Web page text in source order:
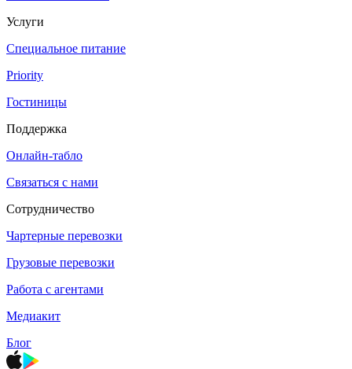
Услуги
Специальное питание
Priority
Гостиницы
Поддержка
Онлайн-табло
Связаться с нами
Сотрудничество
Чартерные перевозки
Грузовые перевозки
Работа с агентами
Медиакит
Блог